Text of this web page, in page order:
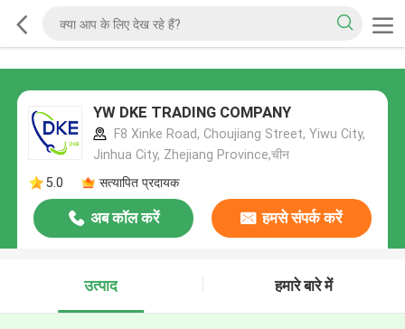
YW DKE TRADING COMPANY
F8 Xinke Road, Choujiang Street, Yiwu City,
Jinhua City, Zhejiang Province,चीन
5.0
सत्यापित प्रदायक
अब कॉल करें हमसे संपर्क करें
उत्पाद हमारे बारे में